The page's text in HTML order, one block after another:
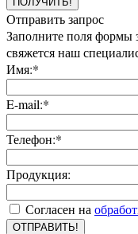
Отправить запрос
Заполните поля формы
свяжется наш
Имя:*
E-mail:*
Телефон:*
Продукция:
Согласен на
ОТПРАВИТЬ!